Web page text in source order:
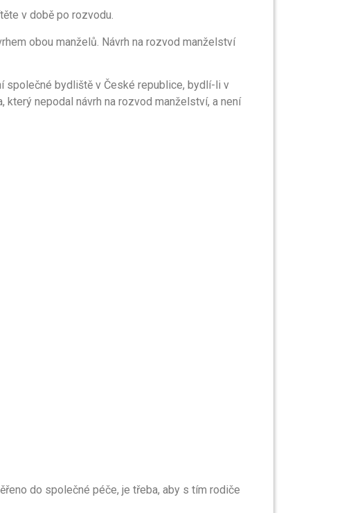
v době po rozvodu.
obou manželů. Návrh na rozvod manželství
společné bydliště v České republice, bydlí-li v
nepodal návrh na rozvod manželství, a není
do společné péče, je třeba, aby s tím rodiče